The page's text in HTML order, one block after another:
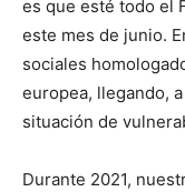
es que esté todo el
este mes de junio.
sociales
europea, llegando,
situación de
Durante 2021,